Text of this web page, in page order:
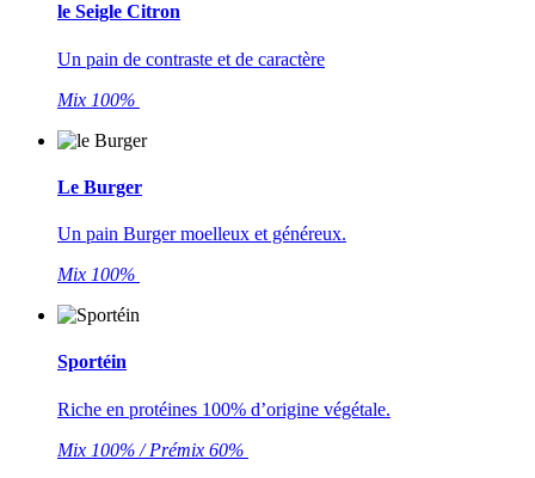
le Seigle Citron
Un pain de contraste et de caractère
Mix 100%
Le Burger
Un pain Burger moelleux et généreux.
Mix 100%
Sportéin
Riche en protéines 100% d’origine végétale.
Mix 100% / Prémix 60%